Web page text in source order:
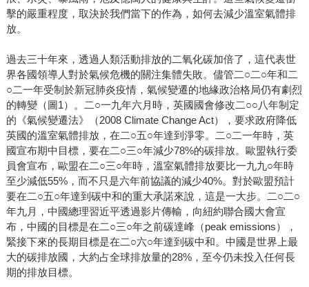
擊的嚴重程度，取決於我們當下的作為，如何去減少溫室氣體排
放。
過去三十年來，透過人類活動排放的二氧化碳加倍了，這代表世
界各國領導人對於氣候危機的關注集體失敗。儘管二○二○年和二
○二一年受制於新冠肺炎疫情，氣候變遷的地緣政治格局仍有劇烈
的轉變（圖1）。二○一九年六月時，英國國會修改二○○八年制定
的《氣候變遷法》（2008 Climate Change Act），要求政府降低
英國的溫室氣體排放，在二○五○年達到淨零。二○二一年時，英
國宣布期中目標，要在二○三○年減少78%的碳排放。歐盟執行委
員會宣布，歐盟在二○三○年時，溫室氣體排放要比一九九○年時
至少減低55%，而不只是六年前協議的減少40%。對於歐盟預計
要在二○五○年達到碳中和的重大承諾來說，這是一大步。二○二○
年九月，中國總理習近平透過影片傳輸，向紐約聯合國大會宣
布，中國的目標是在二○三○年之前碳達峰（peak emissions），
緊接下來的長期目標是在二○六○年達到碳中和。中國是世界上最
大的碳排放國，大約占全球排放量的28%，至今仍未投入任何長
期的排放目標。